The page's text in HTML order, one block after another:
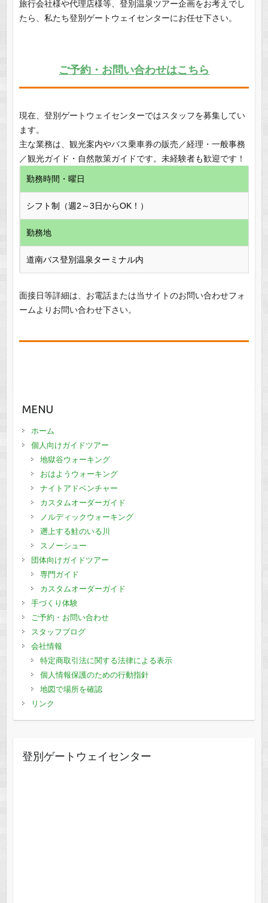
旅行会社様や代理店様等、登別温泉ツアー企画をお考えでし
たら、私たち登別ゲートウェイセンターにお任せ下さい。
ご予約・お問い合わせはこちら
現在、登別ゲートウェイセンターではスタッフを募集してい
ます。
主な業務は、観光案内やバス乗車券の販売／経理・一般事務
／観光ガイド・自然散策ガイドです。未経験者も歓迎です！
勤務時間・曜日
シフト制（週2～3日からOK！）
勤務地
道南バス登別温泉ターミナル内
面接日等詳細は、お電話または当サイトのお問い合わせフォ
ームよりお問い合わせ下さい。
MENU
ホーム
個人向けガイドツアー
地獄谷ウォーキング
おはようウォーキング
ナイトアドベンチャー
カスタムオーダーガイド
ノルディックウォーキング
遡上する鮭のいる川
スノーシュー
団体向けガイドツアー
専門ガイド
カスタムオーダーガイド
手づくり体験
ご予約・お問い合わせ
スタッフブログ
会社情報
特定商取引法に関する法律による表示
個人情報保護のための行動指針
地図で場所を確認
リンク
登別ゲートウェイセンター